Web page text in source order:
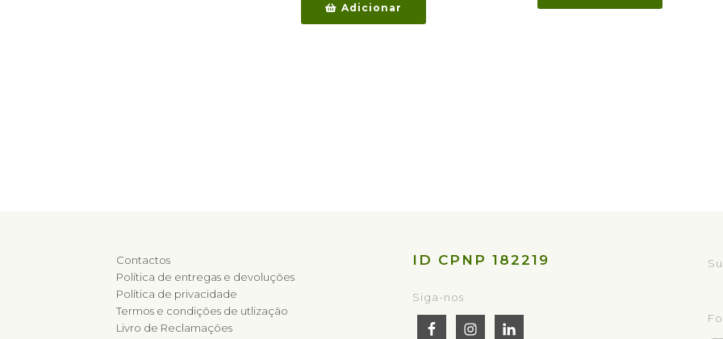
Adicionar
Contactos
Política de entregas e devoluções
Política de privacidade
Termos e condições de utlização
Livro de Reclamações
ID CPNP 182219
Siga-nos